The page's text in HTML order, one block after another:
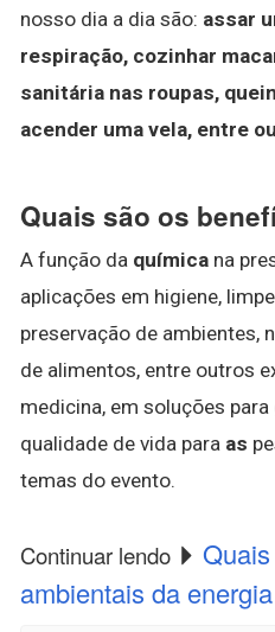
nosso dia a dia são: assar
respiração, cozinhar
sanitária nas roupas,
acender uma vela, entre
Quais são os
A função da química na
aplicações em higiene,
preservação de ambientes,
de alimentos, entre outros
medicina, em soluções
qualidade de vida para as
temas do evento.
Continuar lendo
ambientais da